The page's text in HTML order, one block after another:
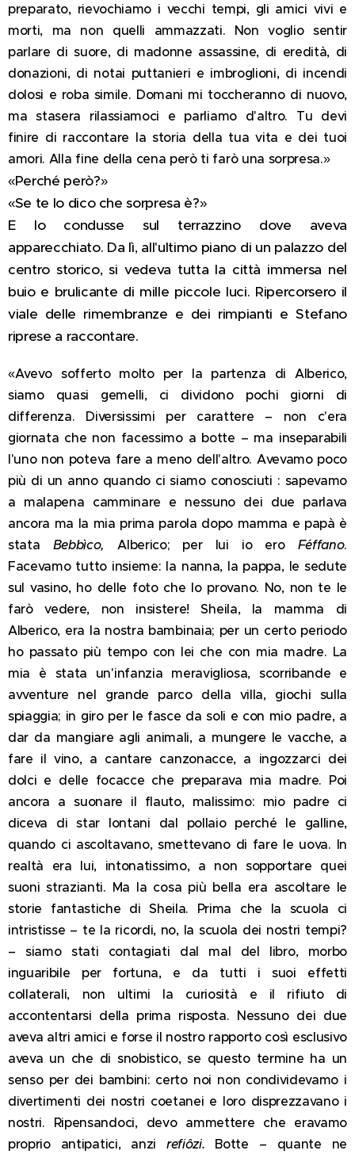
preparato, rievochiamo i vecchi tempi, gli amici vivi e
morti, ma non quelli ammazzati. Non voglio sentir
parlare di suore, di madonne assassine, di eredità, di
donazioni, di notai puttanieri e imbroglioni, di incendi
dolosi e roba simile. Domani mi toccheranno di nuovo,
ma stasera rilassiamoci e parliamo d'altro. Tu devi
finire di raccontare la storia della tua vita e dei tuoi
amori. Alla fine della cena però ti farò una sorpresa.»
«Perché però?»
«Se te lo dico che sorpresa è?»
E lo condusse sul terrazzino dove aveva
apparecchiato. Da lì, all'ultimo piano di un palazzo del
centro storico, si vedeva tutta la città immersa nel
buio e brulicante di mille piccole luci. Ripercorsero il
viale delle rimembranze e dei rimpianti e Stefano
riprese a raccontare.
«Avevo sofferto molto per la partenza di Alberico,
siamo quasi gemelli, ci dividono pochi giorni di
differenza. Diversissimi per carattere – non c'era
giornata che non facessimo a botte – ma inseparabili
l'uno non poteva fare a meno dell'altro. Avevamo poco
più di un anno quando ci siamo conosciuti : sapevamo
a malapena camminare e nessuno dei due parlava
ancora ma la mia prima parola dopo mamma e papà è
stata Bebbìco, Alberico; per lui io ero Féffano.
Facevamo tutto insieme: la nanna, la pappa, le sedute
sul vasino, ho delle foto che lo provano. No, non te le
farò vedere, non insistere! Sheila, la mamma di
Alberico, era la nostra bambinaia; per un certo periodo
ho passato più tempo con lei che con mia madre. La
mia è stata un'infanzia meravigliosa, scorribande e
avventure nel grande parco della villa, giochi sulla
spiaggia; in giro per le fasce da soli e con mio padre, a
dar da mangiare agli animali, a mungere le vacche, a
fare il vino, a cantare canzonacce, a ingozzarci dei
dolci e delle focacce che preparava mia madre. Poi
ancora a suonare il flauto, malissimo: mio padre ci
diceva di star lontani dal pollaio perché le galline,
quando ci ascoltavano, smettevano di fare le uova. In
realtà era lui, intonatissimo, a non sopportare quei
suoni strazianti. Ma la cosa più bella era ascoltare le
storie fantastiche di Sheila. Prima che la scuola ci
intristisse – te la ricordi, no, la scuola dei nostri tempi?
– siamo stati contagiati dal mal del libro, morbo
inguaribile per fortuna, e da tutti i suoi effetti
collaterali, non ultimi la curiosità e il rifiuto di
accontentarsi della prima risposta. Nessuno dei due
aveva altri amici e forse il nostro rapporto così esclusivo
aveva un che di snobistico, se questo termine ha un
senso per dei bambini: certo noi non condividevamo i
divertimenti dei nostri coetanei e loro disprezzavano i
nostri. Ripensandoci, devo ammettere che eravamo
proprio antipatici, anzi refiôzi. Botte – quante ne